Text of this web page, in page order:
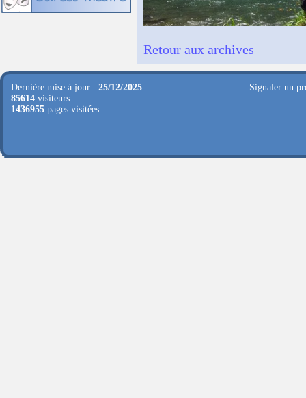
Retour aux archives
Dernière mise à jour : 25/12/2025
85614 visiteurs
1436955 pages visitées
Signaler un